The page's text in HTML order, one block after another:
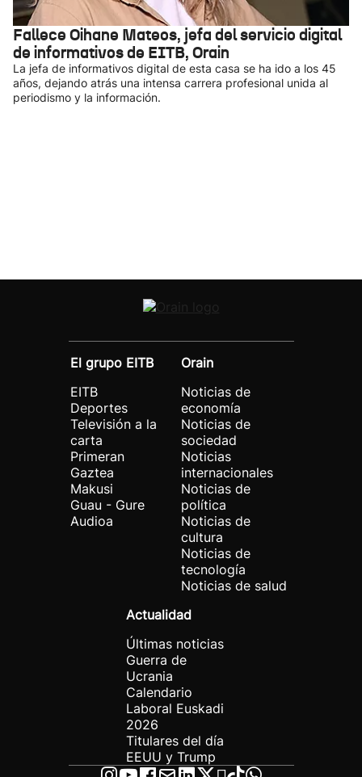
Fallece Oihane Mateos, jefa del servicio digital
de informativos de EITB, Orain
La jefa de informativos digital de esta casa se ha ido a los 45
años, dejando atrás una intensa carrera profesional unida al
periodismo y la información.
El grupo EITB
EITB
Deportes
Televisión a la
carta
Primeran
Gaztea
Makusi
Guau - Gure
Audioa
Orain
Noticias de
economía
Noticias de
sociedad
Noticias
internacionales
Noticias de
política
Noticias de
cultura
Noticias de
tecnología
Noticias de salud
Actualidad
Últimas noticias
Guerra de
Ucrania
Calendario
Laboral Euskadi
2026
Titulares del día
EEUU y Trump